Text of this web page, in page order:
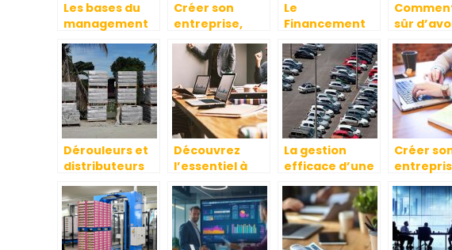
Les bases du
management
Créer son
entreprise,
Le
Financement
nouvelle mode
.
sûr
auto-
Dérouleurs et
distributeurs
Découvrez
l’essentiel à
entreprise, le
travail et le
capital
La gestion
efficace d’une
automobile
Créer
ne pas